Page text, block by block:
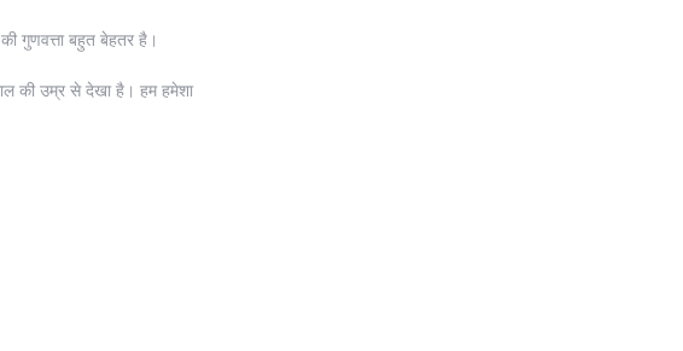
गुणवत्ता बहुत बेहतर है।
की उम्र से देखा है। हम हमेशा